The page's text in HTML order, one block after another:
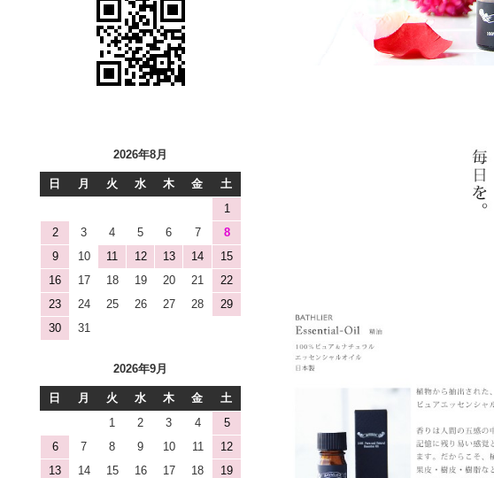
2026年8月
日 月 火 水 木 金
土
1
2
3 4 5 6 7
8
9
10 11 12 13 14
15
16
17 18 19 20 21
22
23
24 25 26 27 28
29
30
31
2026年9月
日 月 火 水 木 金
土
1
2 3 4
5
6
7 8 9 10 11
12
13
14 15 16 17 18
19